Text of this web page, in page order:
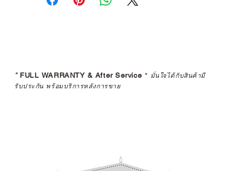
“ประสบการณ์หลังการใช้งาน” ใน
STUDIO และร้านตัวแทนจำหน่ายที่
ได้รับการแต่งตั้งอย่างเป็นทางการ จะ
หรือการแก้ไขปัญหาที่อาจเกิดขึ้นใน
*FULL WARRANTY & After Service * มั่นใจได้กับสินค้ามี
รับประกัน พร้อมบริการหลังการขาย